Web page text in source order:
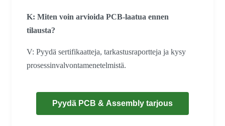
K: Miten voin arvioida PCB-laatua ennen
tilausta?
V: Pyydä sertifikaatteja, tarkastusraportteja ja kysy
prosessinvalvontamenetelmistä.
Pyydä PCB & Assembly tarjous